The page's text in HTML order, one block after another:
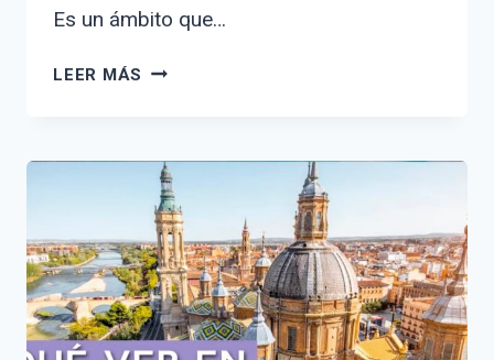
Es un ámbito que…
LEER MÁS CONSULTA
DE
VECINOS:
RESUELVE
TUS
DUDAS
SIN
COSTO